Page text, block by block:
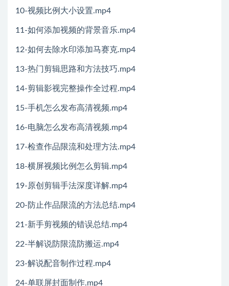
10-视频比例大小设置.mp4
11-如何添加视频的背景音乐.mp4
12-如何去除水印添加马赛克.mp4
13-热门剪辑思路和方法技巧.mp4
14-剪辑影视完整操作全过程.mp4
15-手机怎么发布高清视频.mp4
16-电脑怎么发布高清视频.mp4
17-检查作品限流和处理方法.mp4
18-横屏视频比例怎么剪辑.mp4
19-原创剪辑手法深度详解.mp4
20-防止作品限流的方法总结.mp4
21-新手剪视频的错误总结.mp4
22-半解说防限流防搬运.mp4
23-解说配音制作过程.mp4
24-单联屏封面制作.mp4